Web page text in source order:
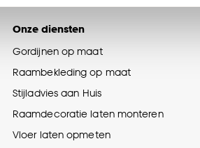
cookies, of klik op ‘weigeren’ om
kiezen om bepaalde cookies wel
bekijk hiervoor onze
Onze diensten
Gordijnen op maat
Raambekleding op maat
Stijladvies aan Huis
Raamdecoratie laten monteren
Vloer laten opmeten